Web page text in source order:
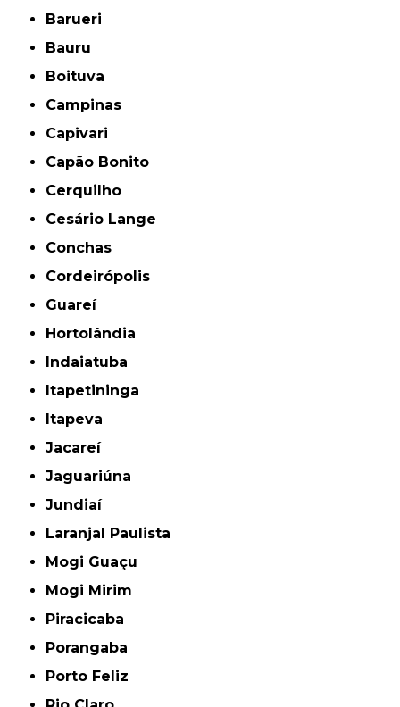
Barueri
Bauru
Boituva
Campinas
Capivari
Capão Bonito
Cerquilho
Cesário Lange
Conchas
Cordeirópolis
Guareí
Hortolândia
Indaiatuba
Itapetininga
Itapeva
Jacareí
Jaguariúna
Jundiaí
Laranjal Paulista
Mogi Guaçu
Mogi Mirim
Piracicaba
Porangaba
Porto Feliz